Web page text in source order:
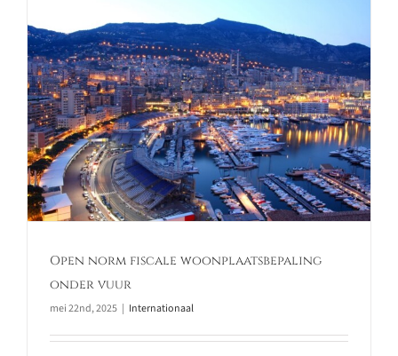
Open norm fiscale woonplaatsbepaling
onder vuur
mei 22nd, 2025 | Internationaal